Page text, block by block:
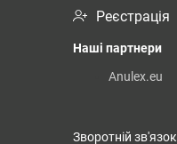
Реєстрація
Наші партнери
Anulex.eu
Зворотній зв'язок